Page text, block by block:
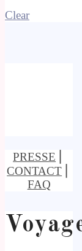
Clear
PRESSE
CONTACT
FAQ